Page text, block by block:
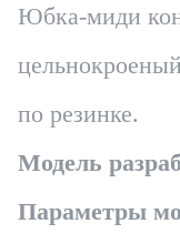
Юбка-миди
по резинке.
Модель
Параметры